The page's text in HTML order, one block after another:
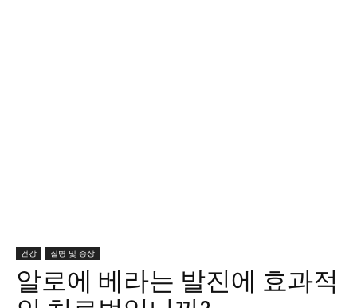
건강 질병 및 증상
알로에 베라는 발진에 효과적